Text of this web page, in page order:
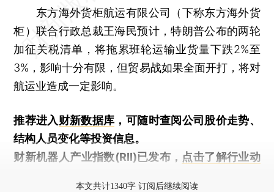
东方海外货柜航运有限公司（下称东方海外货
柜）联合行政总裁王海民预计，特朗普公布的两轮
加征关税清单，将拖累班轮运输业货量下跌2%至
3%，影响十分有限，但贸易战如果全面开打，将对
航运业造成一定影响。
推荐进入财新数据库 ，可随时查阅公司股价走势、
结构人员变化等投资信息。
财新机器人产业指数(RII)已发布， 点击了解行业动
本文共计1340字 订阅后继续阅读